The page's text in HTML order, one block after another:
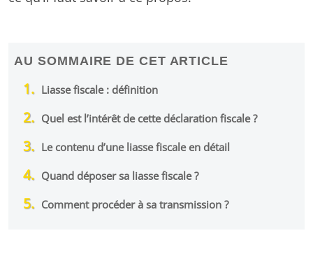
AU SOMMAIRE DE CET ARTICLE
Liasse fiscale : définition
Quel est l’intérêt de cette déclaration fiscale ?
Le contenu d’une liasse fiscale en détail
Quand déposer sa liasse fiscale ?
Comment procéder à sa transmission ?